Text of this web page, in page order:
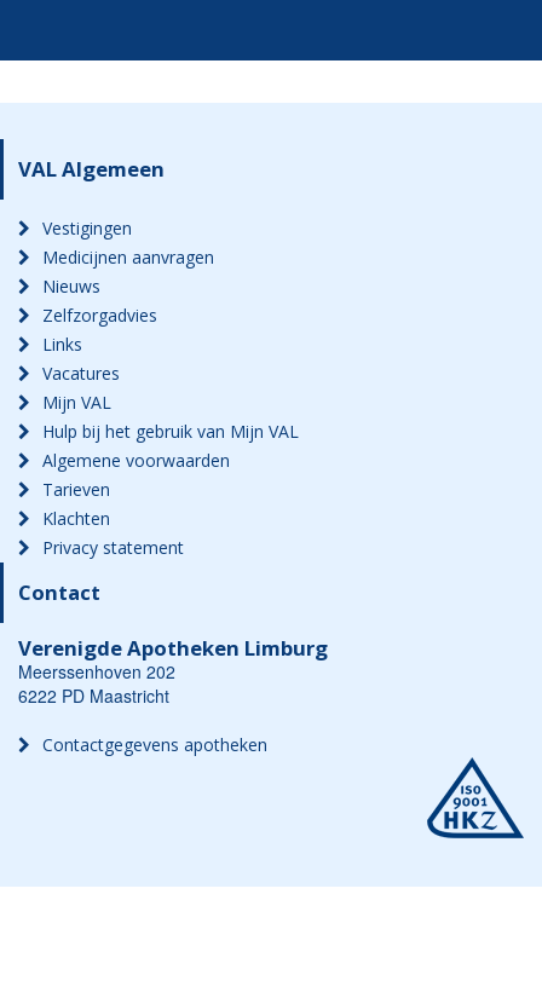
VAL Algemeen
Vestigingen
Medicijnen aanvragen
Nieuws
Zelfzorgadvies
Links
Vacatures
Mijn VAL
Hulp bij het gebruik van Mijn VAL
Algemene voorwaarden
Tarieven
Klachten
Privacy statement
Contact
Verenigde Apotheken Limburg
Meerssenhoven 202
6222 PD Maastricht
Contactgegevens apotheken